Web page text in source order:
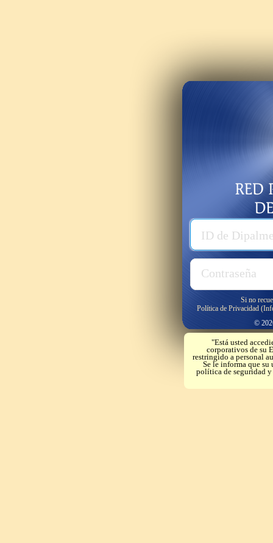
ID de
Contraseña
Usuario
Password
Si no
Política de Privacidad
©
"Está usted
corporativos de su
restringido a personal
Se le informa que su
política de seguridad y